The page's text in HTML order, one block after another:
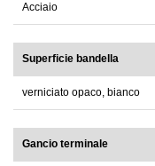
Acciaio
Superficie bandella
verniciato opaco, bianco
Gancio terminale